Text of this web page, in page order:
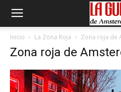
Inicio La Zona Roja Zona roja de
Zona roja de